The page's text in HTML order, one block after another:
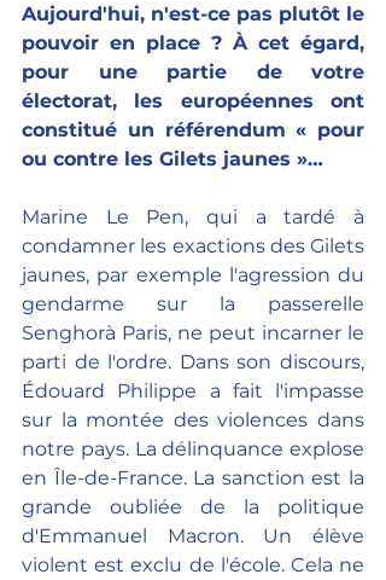
Aujourd'hui, n'est-ce pas plutôt le
pouvoir en place ? À cet égard,
pour une partie de votre
électorat, les européennes ont
constitué un référendum « pour
ou contre les Gilets jaunes »…
Marine Le Pen, qui a tardé à
condamner les exactions des Gilets
jaunes, par exemple l'agression du
gendarme sur la passerelle
Senghorà Paris, ne peut incarner le
parti de l'ordre. Dans son discours,
Édouard Philippe a fait l'impasse
sur la montée des violences dans
notre pays. La délinquance explose
en Île-de-France. La sanction est la
grande oubliée de la politique
d'Emmanuel Macron. Un élève
violent est exclu de l'école. Cela ne